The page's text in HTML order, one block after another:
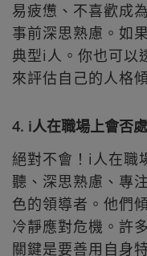
易疲憊、不喜歡成
事前深思熟慮。如
典型i人。你也可以
來評估自己的人格
4. i人在職場上會否
絕對不會！i人在職
聽、深思熟慮、專
色的領導者。他們
冷靜應對危機。許
關鍵是要善用自身